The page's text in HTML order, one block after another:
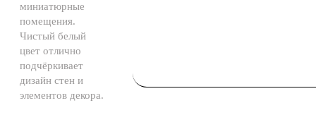
миниатюрные
помещения.
Чистый белый
цвет отлично
подчёркивает
дизайн стен и
элементов декора.